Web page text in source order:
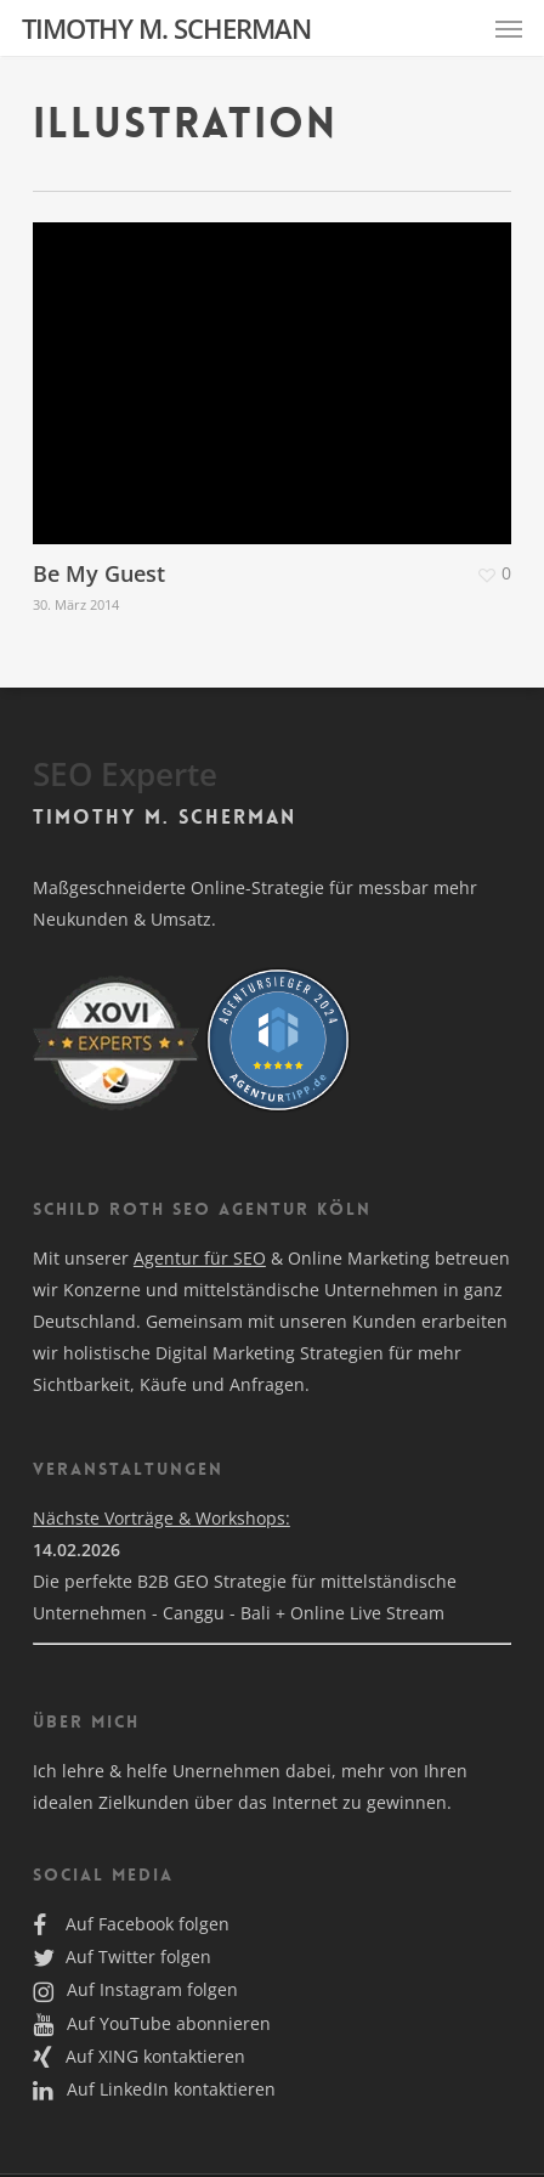
Skip
content
TIMOTHY M. SCHERMAN
Illustration
Be My Guest
30. März 2014
0
SEO Experte
Timothy M. Scherman
Maßgeschneiderte Online-Strategie für messbar mehr
Neukunden & Umsatz.
Schild Roth SEO Agentur Köln
Mit unserer Agentur für SEO & Online Marketing betreuen
wir Konzerne und mittelständische Unternehmen in ganz
Deutschland. Gemeinsam mit unseren Kunden erarbeiten
wir holistische Digital Marketing Strategien für mehr
Sichtbarkeit, Käufe und Anfragen.
Veranstaltungen
Nächste Vorträge & Workshops:
14.02.2026
Die perfekte B2B GEO Strategie für mittelständische
Unternehmen - Canggu - Bali + Online Live Stream
Über mich
Ich lehre & helfe Unernehmen dabei, mehr von Ihren
idealen Zielkunden über das Internet zu gewinnen.
Social Media
Auf Facebook folgen
Auf Twitter folgen
Auf Instagram folgen
Auf YouTube abonnieren
Auf XING kontaktieren
Auf LinkedIn kontaktieren